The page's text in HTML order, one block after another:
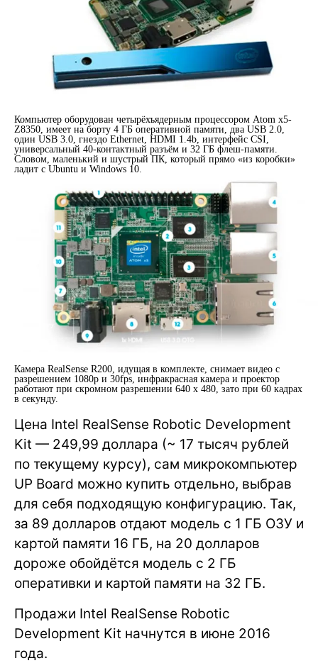
Компьютер оборудован четырёхъядерным процессором Atom x5-
Z8350, имеет на борту 4 ГБ оперативной памяти, два USB 2.0,
один USB 3.0, гнездо Ethernet, HDMI 1.4b, интерфейс CSI,
универсальный 40-контактный разъём и 32 ГБ флеш-памяти.
Словом, маленький и шустрый ПК, который прямо «из коробки»
ладит с Ubuntu и Windows 10.
Камера RealSense R200, идущая в комплекте, снимает видео с
разрешением 1080p и 30fps, инфракрасная камера и проектор
работают при скромном разрешении 640 x 480, зато при 60 кадрах
в секунду.
Цена Intel RealSense Robotic Development
Kit — 249,99 доллара (~ 17 тысяч рублей
по текущему курсу), сам микрокомпьютер
UP Board можно купить отдельно, выбрав
для себя подходящую конфигурацию. Так,
за 89 долларов отдают модель с 1 ГБ ОЗУ и
картой памяти 16 ГБ, на 20 долларов
дороже обойдётся модель с 2 ГБ
оперативки и картой памяти на 32 ГБ.
Продажи Intel RealSense Robotic
Development Kit начнутся в июне 2016
года.